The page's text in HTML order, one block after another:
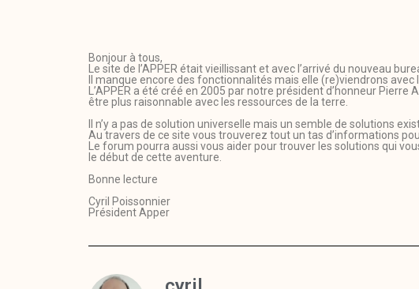
Bonjour à tous,
Le site de l’APPER était vieillissant et avec l’arrivé du nouveau
Il manque encore des fonctionnalités mais elle (re)viendrons avec
L’APPER a été créé en 2005 par notre président d’honneur
être plus raisonnable avec les ressources de la terre.
Il n’y a pas de solution universelle mais un semble de solutions
Au travers de ce site vous trouverez tout un tas d’informations
Le forum pourra aussi vous aider pour trouver les solutions qui
le début de cette aventure.
Bonne lecture
Cyril Poissonnier
Président Apper